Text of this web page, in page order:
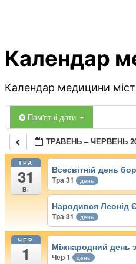
Календар
Календар медицини
Пам'ятні дати
ТРАВЕНЬ – ЧЕРВЕНЬ
ТРА
31
Вт
Всесвітній день
Тра 31 день
Народився Леонід
Тра 31 день
ЧЕР
1 Міжнародний день
Чер 1 день